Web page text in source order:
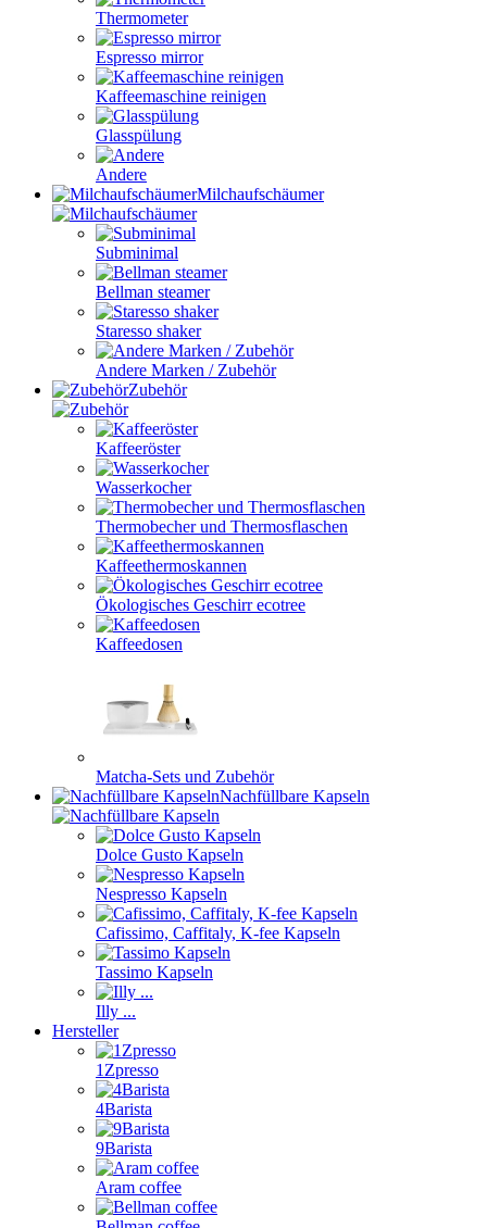
Thermometer
Espresso mirror
Kaffeemaschine reinigen
Glasspülung
Andere
Milchaufschäumer
Subminimal
Bellman steamer
Staresso shaker
Andere Marken / Zubehör
Zubehör
Kaffeeröster
Wasserkocher
Thermobecher und Thermosflaschen
Kaffeethermoskannen
Ökologisches Geschirr ecotree
Kaffeedosen
Matcha-Sets und Zubehör
Nachfüllbare Kapseln
Dolce Gusto Kapseln
Nespresso Kapseln
Cafissimo, Caffitaly, K-fee Kapseln
Tassimo Kapseln
Illy ...
Hersteller
1Zpresso
4Barista
9Barista
Aram coffee